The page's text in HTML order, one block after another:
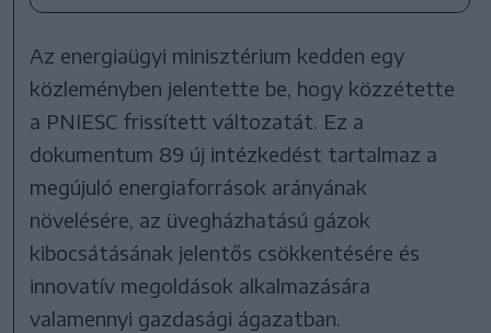
Az energiaügyi minisztérium kedden egy
közleményben jelentette be, hogy közzétette
a PNIESC frissített változatát. Ez a
dokumentum 89 új intézkedést tartalmaz a
megújuló energiaforrások arányának
növelésére, az üvegházhatású gázok
kibocsátásának jelentős csökkentésére és
innovatív megoldások alkalmazására
valamennyi gazdasági ágazatban.